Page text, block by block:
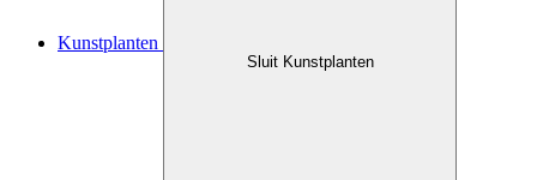
Kunstplanten
Sluit Kunstplanten